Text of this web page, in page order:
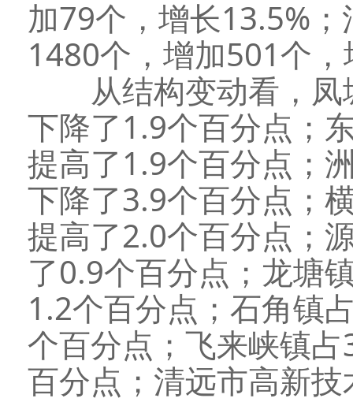
加79个，增长13.5%
1480个，增加501个
从结构变动看，凤
下降了1.9个百分点；
提高了1.9个百分点；
下降了3.9个百分点；
提高了2.0个百分点；
了0.9个百分点；龙塘
1.2个百分点；石角镇
个百分点；飞来峡镇
百分点；清远市高新